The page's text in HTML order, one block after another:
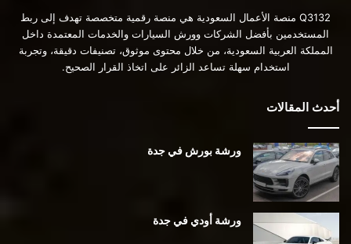
Q3132 منصة الأعمال السعودية هي منصة رقمية متخصصة تهدف إلى ربط
المستخدمين بأفضل الشركات وورش السيارات والخدمات المعتمدة داخل
المملكة العربية السعودية، من خلال محتوى موثوق، تصنيفات دقيقة، وتجربة
استخدام سهلة تساعد الزائر على اتخاذ القرار الصحيح.
أحدث المقالات
ورشة بورش في جدة
ورشة أودي في جدة